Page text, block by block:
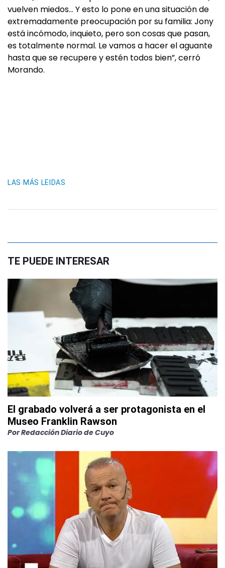
vuelven miedos… Y esto lo pone en una situación de
extremadamente preocupación por su familia: Jony
está incómodo, inquieto, pero son cosas que pasan,
es totalmente normal. Le vamos a hacer el aguante
hasta que se recupere y estén todos bien”, cerró
Morando.
LAS MÁS LEIDAS
TE PUEDE INTERESAR
El grabado volverá a ser protagonista en el
Museo Franklin Rawson
PorRedacción Diario de Cuyo